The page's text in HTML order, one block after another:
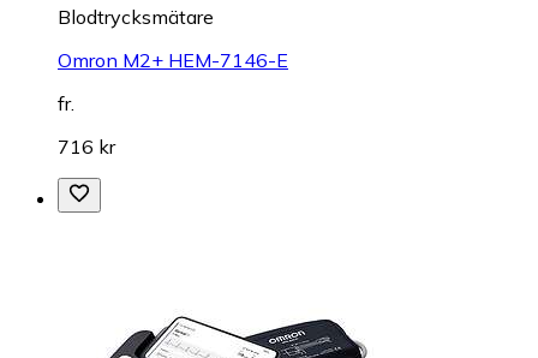
Blodtrycksmätare
Omron M2+ HEM-7146-E
fr.
716 kr